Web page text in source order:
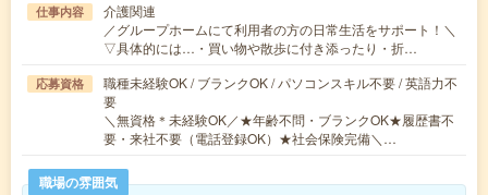
仕事内容
介護関連
／グループホームにて利用者の方の日常生活をサポート！＼
▽具体的には…・買い物や散歩に付き添ったり・折…
応募資格
職種未経験OK / ブランクOK / パソコンスキル不要 / 英語力不
要
＼無資格＊未経験OK／★年齢不問・ブランクOK★履歴書不
要・来社不要（電話登録OK）★社会保険完備＼…
職場の雰囲気